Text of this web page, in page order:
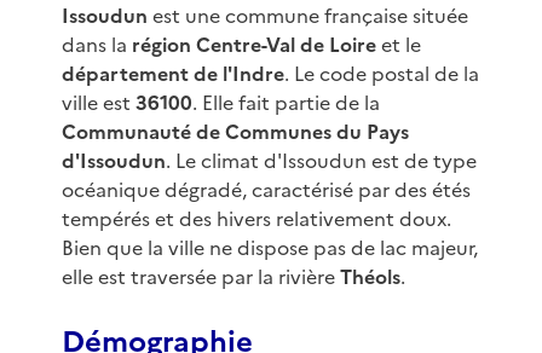
Issoudun est une commune française située
dans la région Centre-Val de Loireet le
département de l'Indre. Le code postal de la
ville est 36100. Elle fait partie de la
Communauté de Communes du Pays
d'Issoudun. Le climat d'Issoudun est de type
océanique dégradé, caractérisé par des étés
tempérés et des hivers relativement doux.
Bien que la ville ne dispose pas de lac majeur,
elle est traversée par la rivièreThéols.
Démographie